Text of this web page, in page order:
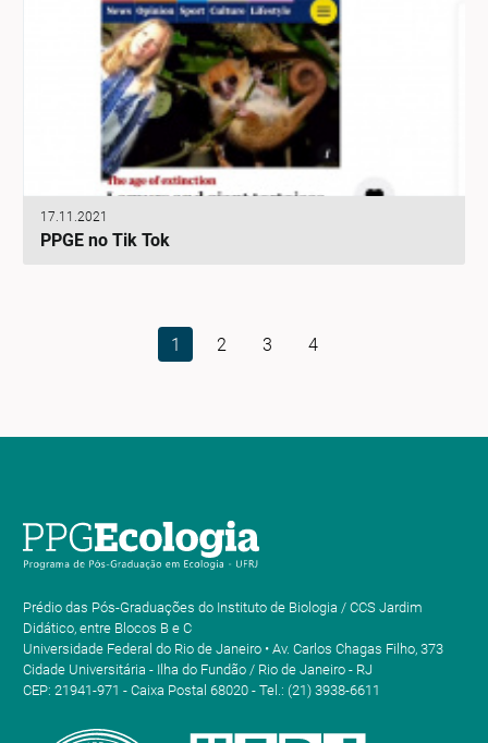
17.11.2021
PPGE no Tik Tok
1 2 3 4
Prédio das Pós-Graduações do Instituto de Biologia / CCS Jardim
Didático, entre Blocos B e C
Universidade Federal do Rio de Janeiro • Av. Carlos Chagas Filho, 373
Cidade Universitária - Ilha do Fundão / Rio de Janeiro - RJ
CEP: 21941-971 - Caixa Postal 68020 - Tel.: (21) 3938-6611